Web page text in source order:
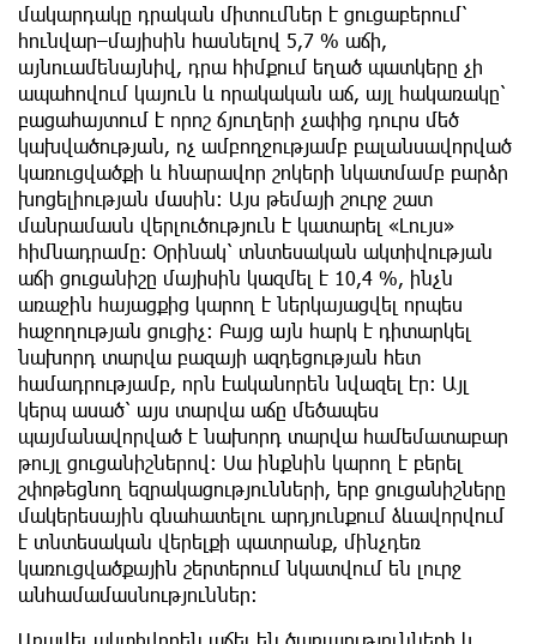
մակարդակը դրական միտումներ է ցուցաբերում՝
հունվար–մայիսին հասնելով 5,7 % աճի,
այնուամենայնիվ, դրա հիմքում եղած պատկերը չի
ապահովում կայուն և որակական աճ, այլ հակառակը՝
բացահայտում է որոշ ճյուղերի չափից դուրս մեծ
կախվածության, ոչ ամբողջությամբ բալանսավորված
կառուցվածքի և հնարավոր շոկերի նկատմամբ բարձր
խոցելիության մասին։ Այս թեմայի շուրջ շատ
մանրամասն վերլուծություն է կատարել «Լույս»
հիմնադրամը։ Օրինակ՝ տնտեսական ակտիվության
աճի ցուցանիշը մայիսին կազմել է 10,4 %, ինչն
առաջին հայացքից կարող է ներկայացվել որպես
հաջողության ցուցիչ։ Բայց այն հարկ է դիտարկել
նախորդ տարվա բազայի ազդեցության հետ
համադրությամբ, որն էականորեն նվազել էր։ Այլ
կերպ ասած՝ այս տարվա աճը մեծապես
պայմանավորված է նախորդ տարվա համեմատաբար
թույլ ցուցանիշներով։ Սա ինքնին կարող է բերել
շփոթեցնող եզրակացությունների, երբ ցուցանիշները
մակերեսային գնահատելու արդյունքում ձևավորվում
է տնտեսական վերելքի պատրանք, մինչդեռ
կառուցվածքային շերտերում նկատվում են լուրջ
անհամամասնություններ։